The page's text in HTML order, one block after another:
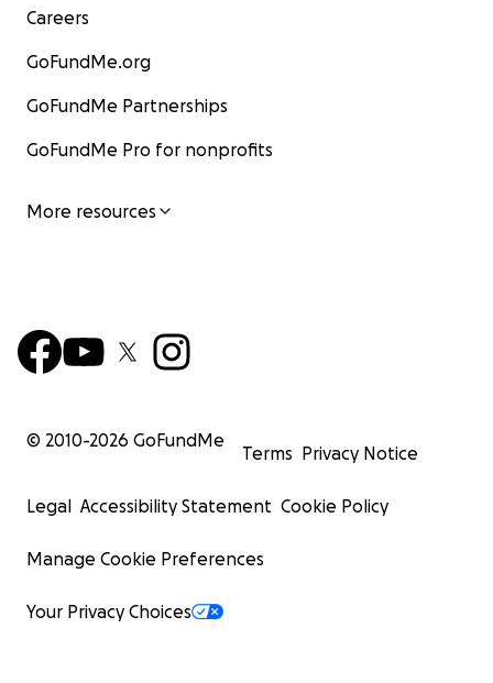
Careers
GoFundMe.org
GoFundMe Partnerships
GoFundMe Pro for nonprofits
More resources
© 2010-2026 GoFundMe
Terms Privacy Notice
Legal Accessibility Statement Cookie Policy
Manage Cookie Preferences
Your Privacy Choices